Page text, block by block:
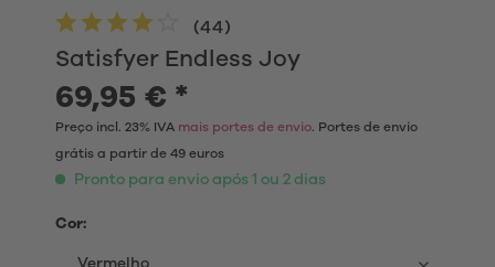
Satisfyer Endless Joy
(44)
69,95 € *
Preço incl. 23% IVA mais portes de envio. Portes de envio
grátis a partir de 49 euros
Pronto para envio após 1 ou 2 dias
Cor: